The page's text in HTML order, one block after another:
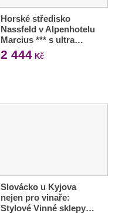
Horské středisko
Nassfeld v Alpenhotelu
Marcius *** s ultra…
2 444Kč
Slovácko u Kyjova
nejen pro vinaře:
Stylové Vinné sklepy…